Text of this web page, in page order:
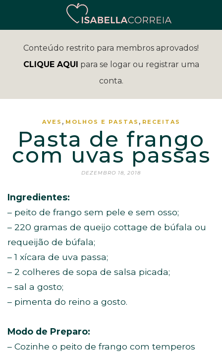
Conteúdo restrito para membros aprovados!
CLIQUE AQUI para se logar ou registrar uma
conta.
AVES , MOLHOS E PASTAS , RECEITAS
Pasta de frango
com uvas passas
DEZEMBRO 18, 2018
Ingredientes:
– peito de frango sem pele e sem osso;
– 220 gramas de queijo cottage de búfala ou
requeijão de búfala;
– 1 xícara de uva passa;
– 2 colheres de sopa de salsa picada;
– sal a gosto;
– pimenta do reino a gosto.
Modo de Preparo:
– Cozinhe o peito de frango com temperos